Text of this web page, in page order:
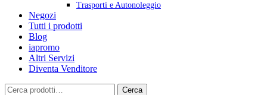
Trasporti e Autonoleggio
Negozi
Tutti i prodotti
Blog
iapromo
Altri Servizi
Diventa Venditore
Cerca:
Cerca